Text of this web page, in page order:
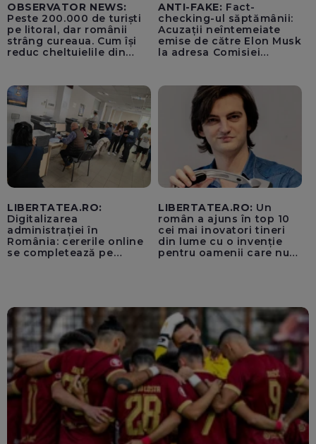
OBSERVATOR NEWS:
Peste 200.000 de turiști
pe litoral, dar românii
strâng cureaua. Cum își
reduc cheltuielile din
ANTI-FAKE: Fact-
checking-ul săptămânii:
Acuzații neîntemeiate
emise de către Elon Musk
la adresa Comisiei
pentru instaurarea
„cenzurii” pe platforma X
LIBERTATEA.RO:
Digitalizarea
administrației în
România: cererile online
se completează pe
LIBERTATEA.RO: Un
român a ajuns în top 10
cei mai inovatori tineri
din lume cu o invenție
pentru oamenii care nu